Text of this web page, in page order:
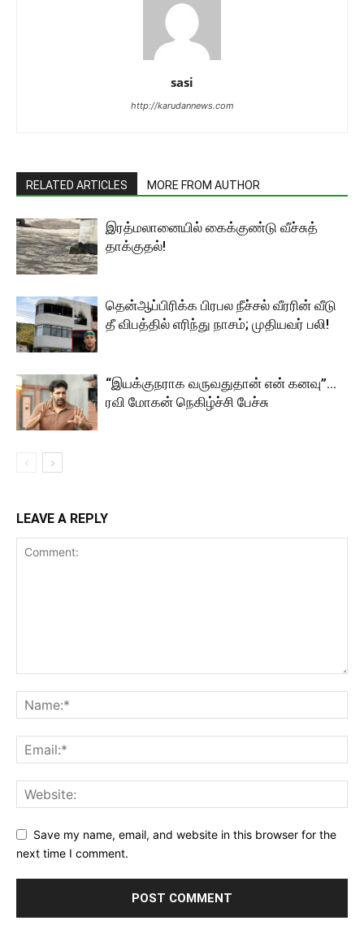
sasi
http://karudannews.com
RELATED ARTICLES MORE FROM AUTHOR
இரத்மலானையில் கைக்குண்டு வீச்சுத்
தாக்குதல்!
தென்ஆப்பிரிக்க பிரபல நீச்சல் வீரரின் வீடு
தீ விபத்தில் எரிந்து நாசம்; முதியவர் பலி!
“இயக்குநராக வருவதுதான் என் கனவு”…
ரவி மோகன் நெகிழ்ச்சி பேச்சு
LEAVE A REPLY
Save my name, email, and website in this browser for the
next time I comment.